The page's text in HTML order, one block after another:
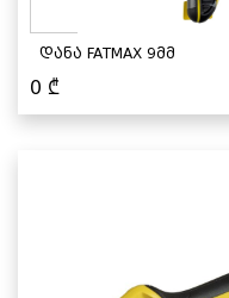
დანა FATMAX 9მმ
0 ₾